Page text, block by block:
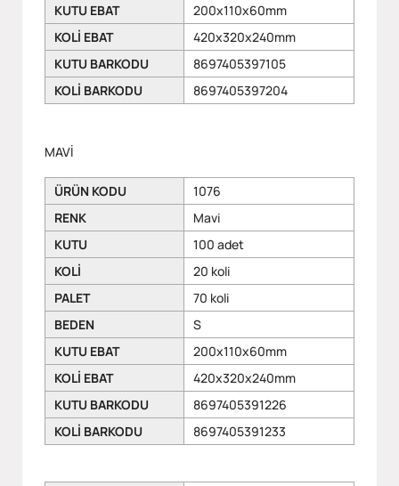
KUTU EBAT
200x110x60mm
KOLİ EBAT
420x320x240mm
KUTU BARKODU
8697405397105
KOLİ BARKODU
8697405397204
MAVİ
ÜRÜN KODU
1076
RENK
Mavi
KUTU
100 adet
KOLİ
20 koli
PALET
70 koli
BEDEN
S
KUTU EBAT
200x110x60mm
KOLİ EBAT
420x320x240mm
KUTU BARKODU
8697405391226
KOLİ BARKODU
8697405391233